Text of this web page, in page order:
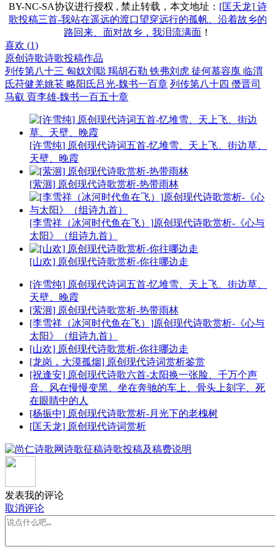
BY-NC-SA协议进行授权 , 禁止转载，本文地址： [匡天龙] 诗
歌投稿三首-我站在遥远的渡口望穿远行的孤帆、沿着故乡的
路回来、面对故乡，我泪流满面 ！
喜欢 (1)
原创诗歌诗歌投稿作品
列传第八十三 匈奴刘聪 羯胡石勒 铁弗刘虎 徒何慕容廆 临渭
氐苻健羌姚苌 略阳氐吕光-魏书一百章 列传第八十四 僭晋司
马叡 賨李雄-魏书一百五十章
[许雪纯] 原创现代诗词五首-忆堆雪、天上飞、街边草、
天壁、晚霞
[萦洄] 原创现代诗歌赏析-热带雨林
[李雪祥（冰河时代鱼在飞）]原创现代诗歌赏析-《心与
太阳》（组诗九首）
[山欢] 原创现代诗歌赏析-你往哪边走
[许雪纯] 原创现代诗词五首-忆堆雪、天上飞、街边草、
天壁、晚霞
[萦洄] 原创现代诗歌赏析-热带雨林
[李雪祥（冰河时代鱼在飞）]原创现代诗歌赏析-《心与
太阳》（组诗九首）
[山欢] 原创现代诗歌赏析-你往哪边走
[龙岗，大漠孤烟] 原创现代诗词赏析鉴赏
[祝逢安] 原创现代诗歌六首-太阳换一张脸、千万个声
音、风在慢慢变黑、坐在奔驰的车上、骨头上刻字、死
在眼睛中的人
[杨振中] 原创现代诗歌赏析-月光下的老槐树
[匡天龙] 原创现代诗词赏析
发表我的评论
取消评论